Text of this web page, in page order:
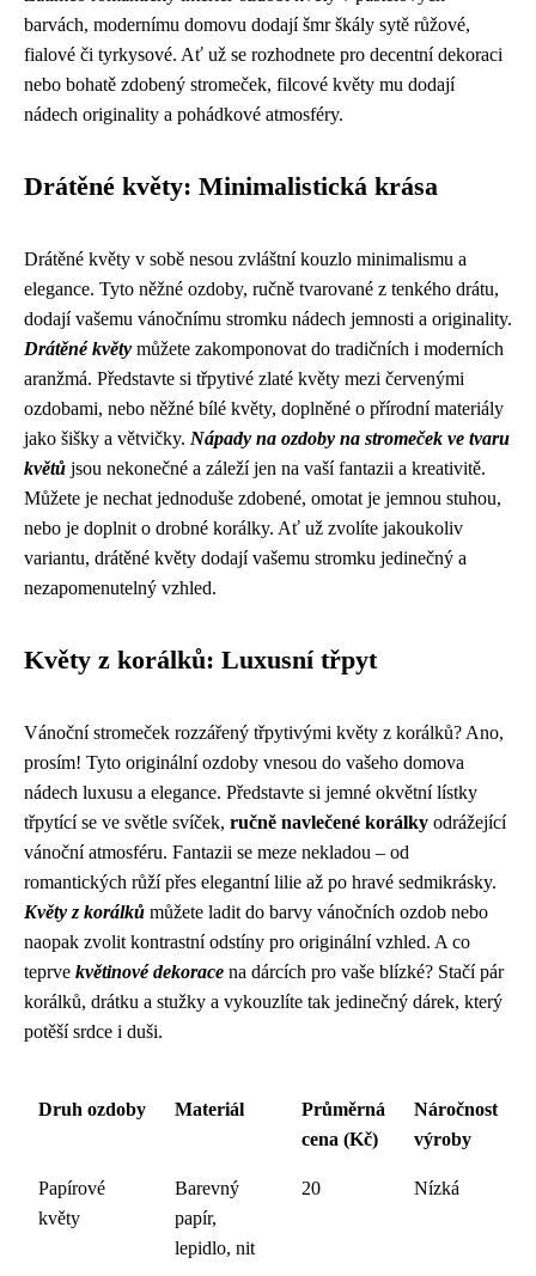
barvách, modernímu domovu dodají šmr škály sytě růžové,
fialové či tyrkysové. Ať už se rozhodnete pro decentní dekoraci
nebo bohatě zdobený stromeček, filcové květy mu dodají
nádech originality a pohádkové atmosféry.
Drátěné květy: Minimalistická krása
Drátěné květy v sobě nesou zvláštní kouzlo minimalismu a
elegance. Tyto něžné ozdoby, ručně tvarované z tenkého drátu,
dodají vašemu vánočnímu stromku nádech jemnosti a originality.
Drátěné květy můžete zakomponovat do tradičních i moderních
aranžmá. Představte si třpytivé zlaté květy mezi červenými
ozdobami, nebo něžné bílé květy, doplněné o přírodní materiály
jako šišky a větvičky. Nápady na ozdoby na stromeček ve tvaru
květů jsou nekonečné a záleží jen na vaší fantazii a kreativitě.
Můžete je nechat jednoduše zdobené, omotat je jemnou stuhou,
nebo je doplnit o drobné korálky. Ať už zvolíte jakoukoliv
variantu, drátěné květy dodají vašemu stromku jedinečný a
nezapomenutelný vzhled.
Květy z korálků: Luxusní třpyt
Vánoční stromeček rozzářený třpytivými květy z korálků? Ano,
prosím! Tyto originální ozdoby vnesou do vašeho domova
nádech luxusu a elegance. Představte si jemné okvětní lístky
třpytící se ve světle svíček, ručně navlečené korálky odrážející
vánoční atmosféru. Fantazii se meze nekladou – od
romantických růží přes elegantní lilie až po hravé sedmikrásky.
Květy z korálků můžete ladit do barvy vánočních ozdob nebo
naopak zvolit kontrastní odstíny pro originální vzhled. A co
teprve květinové dekorace na dárcích pro vaše blízké? Stačí pár
korálků, drátku a stužky a vykouzlíte tak jedinečný dárek, který
potěší srdce i duši.
Druh ozdoby Materiál
Průměrná
cena (Kč)
Náročnost
výroby
Papírové
květy
Barevný
papír,
lepidlo, nit
20 Nízká